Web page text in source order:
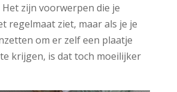
zijn voorwerpen die je
regelmaat ziet, maar als je je
om er zelf een plaatje
krijgen, is dat toch moeilijker